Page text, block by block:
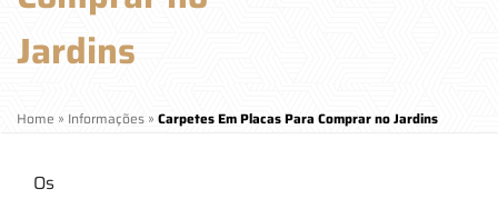
Jardins
Home » Informações » Carpetes Em Placas Para Comprar no Jardins
Os